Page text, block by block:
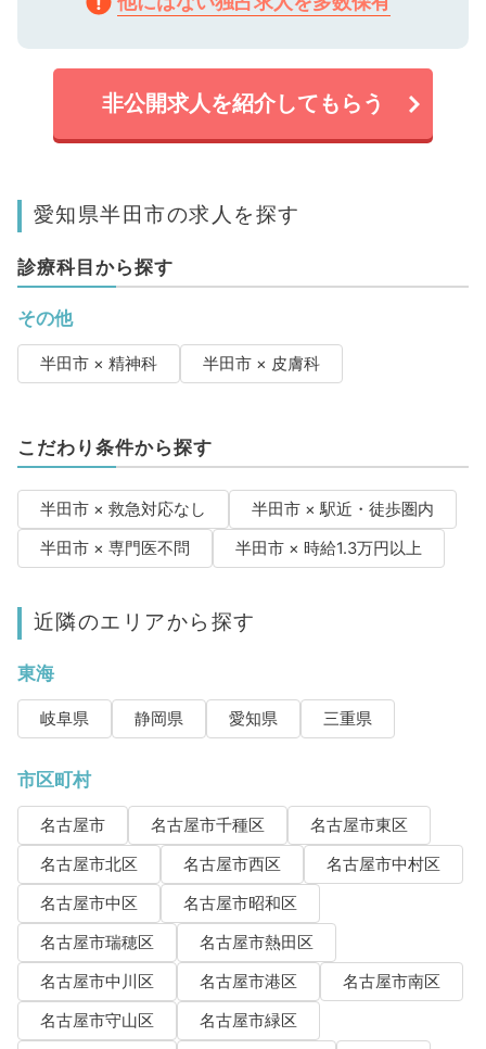
非公開求人を紹介してもらう
愛知県半田市の求人を探す
診療科目から探す
その他
半田市 × 精神科 半田市 × 皮膚科
こだわり条件から探す
半田市 × 救急対応なし
半田市 × 駅近・徒歩圏内
半田市 × 専門医不問
半田市 × 時給1.3万円以上
近隣のエリアから探す
東海
岐阜県 静岡県 愛知県 三重県
市区町村
名古屋市 名古屋市千種区
名古屋市東区
名古屋市北区
名古屋市西区
名古屋市中村区
名古屋市中区
名古屋市昭和区
名古屋市瑞穂区
名古屋市熱田区
名古屋市中川区
名古屋市港区
名古屋市南区
名古屋市守山区
名古屋市緑区